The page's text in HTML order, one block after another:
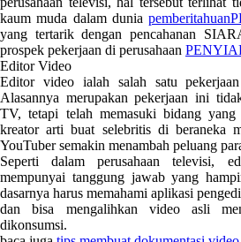
kaum muda dalam dunia
yang tertarik dengan pencahanan
prospek pekerjaan di perusahaan
Editor Video
Editor video ialah salah satu
Alasannya merupakan pekerjaan ini
TV, tetapi telah memasuki bidang
kreator arti buat selebritis di beraneka
YouTuber semakin menambah peluang
Seperti dalam perusahaan televisi,
mempunyai tanggung jawab yang
dasarnya harus memahami aplikasi
dan bisa mengalihkan video asli
dikonsumsi.